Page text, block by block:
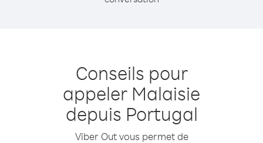
Conseils pour
appeler Malaisie
depuis Portugal
Viber Out vous permet de